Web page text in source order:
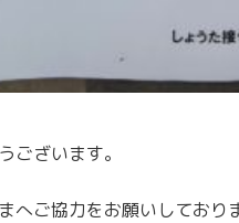
ございます。
ご協力をお願いしており